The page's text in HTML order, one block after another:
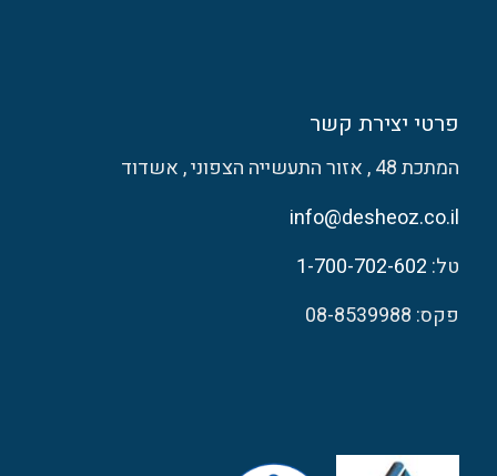
פרטי יצירת קשר
המתכת 48 , אזור התעשייה הצפוני , אשדוד
info@desheoz.co.il
טל: 1-700-702-602
פקס: 08-8539988